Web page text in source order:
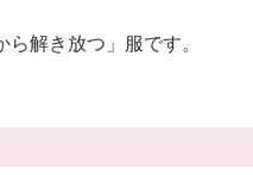
解き放つ」服です。